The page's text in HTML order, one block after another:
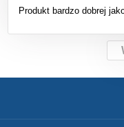
Produkt bardzo dobrej